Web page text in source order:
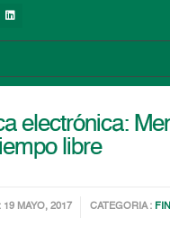
electrónica:
libre
19 MAYO, 2017 CATEGORIA :